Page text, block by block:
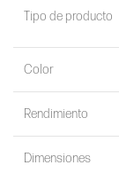
Tipo de producto
Color
Rendimiento
Dimensiones